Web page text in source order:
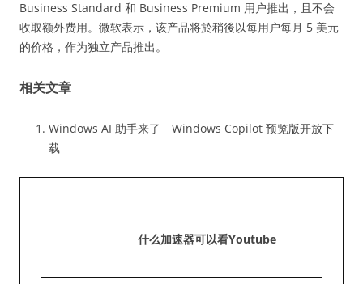
Business Standard 和 Business Premium 用户推出，且不会
收取额外费用。微软表示，该产品将於稍後以每用户每月 5 美元
的价格，作为独立产品推出。
相关文章
Windows AI 助手来了 Windows Copilot 预览版开放下
载
什么加速器可以看youtube